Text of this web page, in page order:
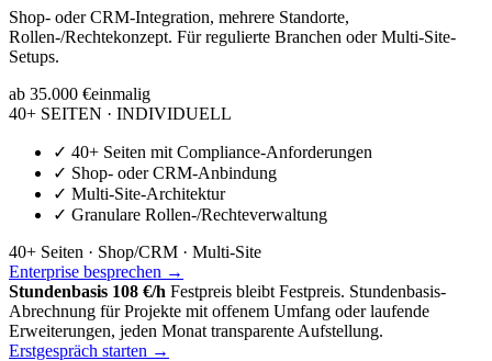
Shop- oder CRM-Integration, mehrere Standorte,
Rollen-/Rechtekonzept. Für regulierte Branchen oder Multi-Site-
Setups.
ab 35.000 €einmalig
40+ SEITEN · INDIVIDUELL
✓ 40+ Seiten mit Compliance-Anforderungen
✓ Shop- oder CRM-Anbindung
✓ Multi-Site-Architektur
✓ Granulare Rollen-/Rechteverwaltung
40+ Seiten · Shop/CRM · Multi-Site
Enterprise besprechen →
Stundenbasis 108 €/h Festpreis bleibt Festpreis. Stundenbasis-
Abrechnung für Projekte mit offenem Umfang oder laufende
Erweiterungen, jeden Monat transparente Aufstellung.
Erstgespräch starten →